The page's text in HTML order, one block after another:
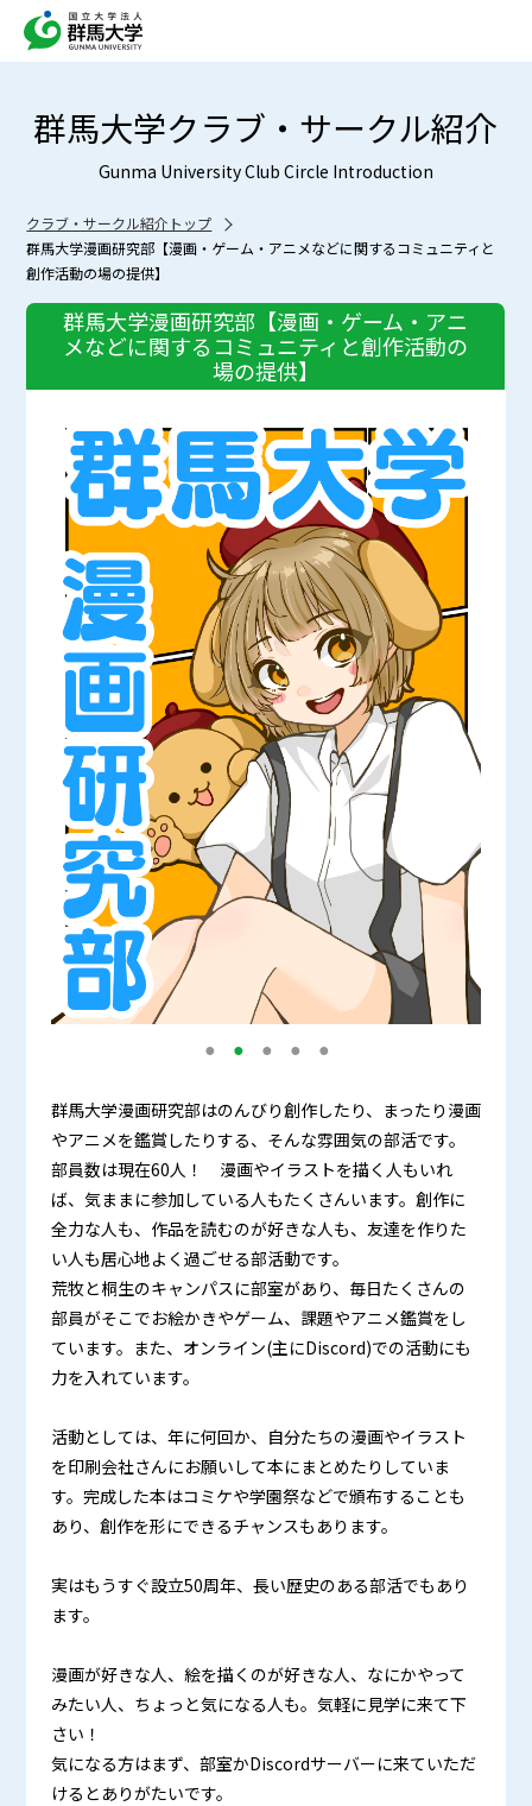
群馬大学クラブ・サークル紹介
Gunma University Club Circle Introduction
クラブ・サークル紹介トップ
群馬大学漫画研究部【漫画・ゲーム・アニメなどに関するコミュニティと
創作活動の場の提供】
群馬大学漫画研究部【漫画・ゲーム・アニ
メなどに関するコミュニティと創作活動の
場の提供】
群馬大学漫画研究部はのんびり創作したり、まったり漫画
やアニメを鑑賞したりする、そんな雰囲気の部活です。
部員数は現在60人！ 漫画やイラストを描く人もいれ
ば、気ままに参加している人もたくさんいます。創作に
全力な人も、作品を読むのが好きな人も、友達を作りた
い人も居心地よく過ごせる部活動です。
荒牧と桐生のキャンパスに部室があり、毎日たくさんの
部員がそこでお絵かきやゲーム、課題やアニメ鑑賞をし
ています。また、オンライン(主にDiscord)での活動にも
力を入れています。
活動としては、年に何回か、自分たちの漫画やイラスト
を印刷会社さんにお願いして本にまとめたりしていま
す。完成した本はコミケや学園祭などで頒布することも
あり、創作を形にできるチャンスもあります。
実はもうすぐ設立50周年、長い歴史のある部活でもあり
ます。
漫画が好きな人、絵を描くのが好きな人、なにかやって
みたい人、ちょっと気になる人も。気軽に見学に来て下
さい！
気になる方はまず、部室かDiscordサーバーに来ていただ
けるとありがたいです。